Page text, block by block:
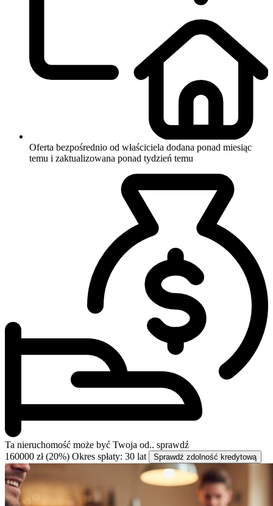
Oferta bezpośrednio od właściciela dodana ponad miesiąc
temu i zaktualizowana ponad tydzień temu
Ta nieruchomość może być Twoja od.. sprawdź
160000 zł (20%) Okres spłaty: 30 lat Sprawdź zdolność kredytową